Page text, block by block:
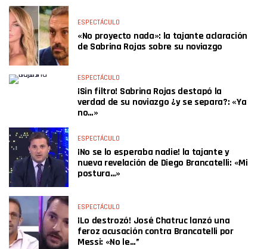
ESPECTÁCULO
«No proyecto nada»: la tajante aclaración
de Sabrina Rojas sobre su noviazgo
ESPECTÁCULO
¡Sin filtro! Sabrina Rojas destapó la
verdad de su noviazgo ¿y se separa?: «Ya
no…»
ESPECTÁCULO
¡No se lo esperaba nadie! la tajante y
nueva revelación de Diego Brancatelli: «Mi
postura…»
ESPECTÁCULO
¡Lo destrozó! José Chatruc lanzó una
feroz acusación contra Brancatelli por
Messi: «No le…”